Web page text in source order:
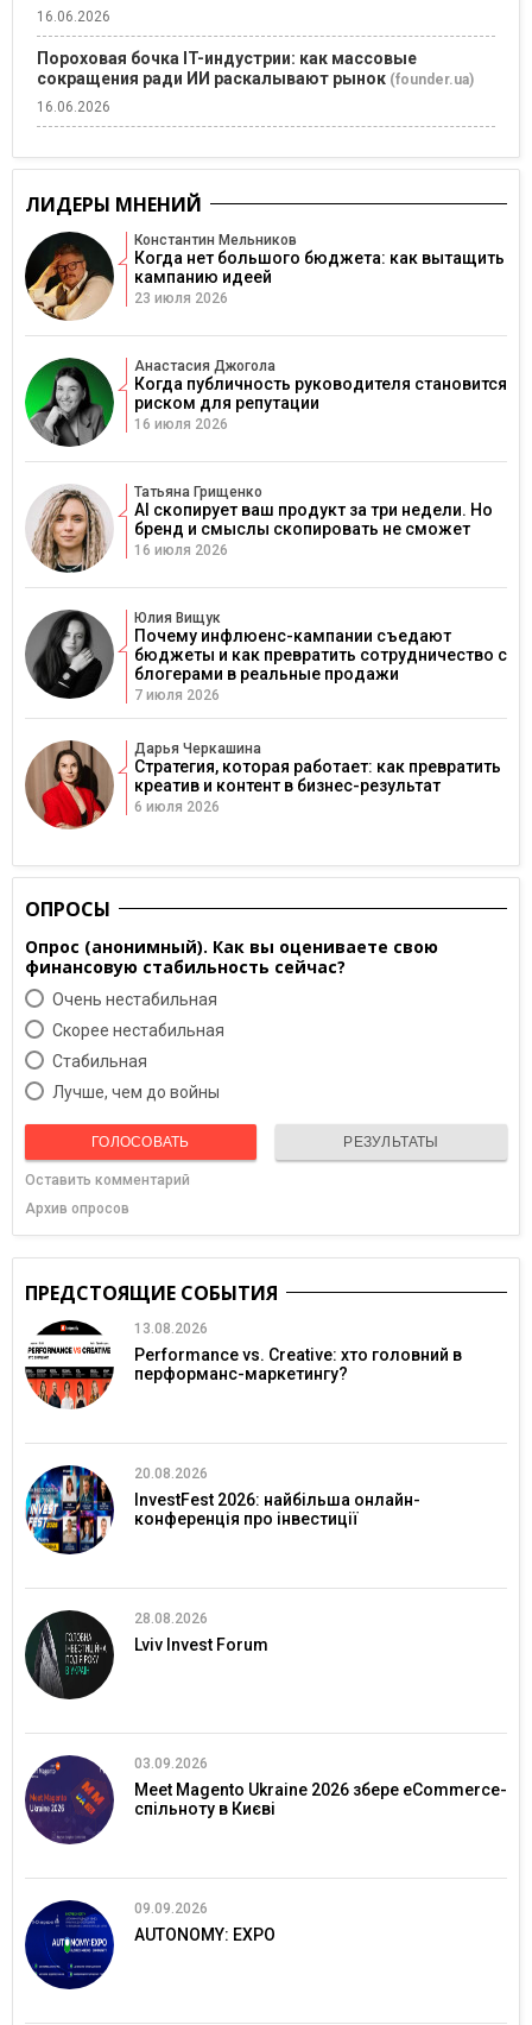
16.06.2026
Пороховая бочка IT-индустрии: как массовые
сокращения ради ИИ раскалывают рынок (founder.ua)
16.06.2026
ЛИДЕРЫ МНЕНИЙ
Константин Мельников
Когда нет большого бюджета: как вытащить
кампанию идеей
23 июля 2026
Анастасия Джогола
Когда публичность руководителя становится
риском для репутации
16 июля 2026
Татьяна Грищенко
AI скопирует ваш продукт за три недели. Но
бренд и смыслы скопировать не сможет
16 июля 2026
Юлия Вищук
Почему инфлюенс-кампании съедают
бюджеты и как превратить сотрудничество с
блогерами в реальные продажи
7 июля 2026
Дарья Черкашина
Стратегия, которая работает: как превратить
креатив и контент в бизнес-результат
6 июля 2026
ОПРОСЫ
Опрос (анонимный). Как вы оцениваете свою
финансовую стабильность сейчас?
Очень нестабильная
Скорее нестабильная
Cтабильная
Лучше, чем до войны
ГОЛОСОВАТЬ РЕЗУЛЬТАТЫ
Оставить комментарий
Архив опросов
ПРЕДСТОЯЩИЕ СОБЫТИЯ
13.08.2026
Performance vs. Creative: хто головний в
перформанс-маркетингу?
20.08.2026
InvestFest 2026: найбільша онлайн-
конференція про інвестиції
28.08.2026
Lviv Invest Forum
03.09.2026
Meet Magento Ukraine 2026 збере eCommerce-
спільноту в Києві
09.09.2026
AUTONOMY: EXPO